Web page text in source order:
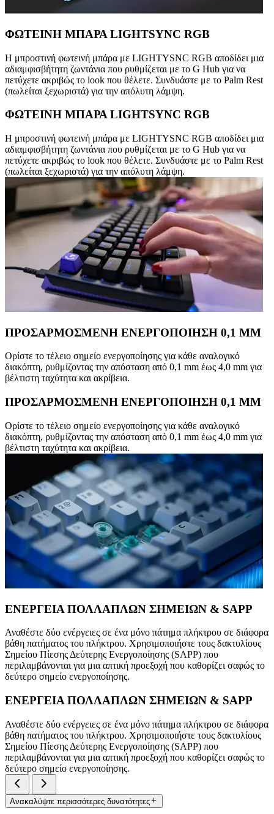
ΦΩΤΕΙΝΗ ΜΠΑΡΑ LIGHTSYNC RGB
Η μπροστινή φωτεινή μπάρα με LIGHTYSNC RGB αποδίδει μια
αδιαμφισβήτητη ζωντάνια που ρυθμίζεται με το G Hub για να
πετύχετε ακριβώς το look που θέλετε. Συνδυάστε με το Palm Rest
(πωλείται ξεχωριστά) για την απόλυτη λάμψη.
ΦΩΤΕΙΝΗ ΜΠΑΡΑ LIGHTSYNC RGB
Η μπροστινή φωτεινή μπάρα με LIGHTYSNC RGB αποδίδει μια
αδιαμφισβήτητη ζωντάνια που ρυθμίζεται με το G Hub για να
πετύχετε ακριβώς το look που θέλετε. Συνδυάστε με το Palm Rest
(πωλείται ξεχωριστά) για την απόλυτη λάμψη.
ΠΡΟΣΑΡΜΟΣΜΕΝΗ ΕΝΕΡΓΟΠΟΙΗΣΗ 0,1 MM
Ορίστε το τέλειο σημείο ενεργοποίησης για κάθε αναλογικό
διακόπτη, ρυθμίζοντας την απόσταση από 0,1 mm έως 4,0 mm για
βέλτιστη ταχύτητα και ακρίβεια.
ΠΡΟΣΑΡΜΟΣΜΕΝΗ ΕΝΕΡΓΟΠΟΙΗΣΗ 0,1 MM
Ορίστε το τέλειο σημείο ενεργοποίησης για κάθε αναλογικό
διακόπτη, ρυθμίζοντας την απόσταση από 0,1 mm έως 4,0 mm για
βέλτιστη ταχύτητα και ακρίβεια.
ΕΝΕΡΓΕΙΑ ΠΟΛΛΑΠΛΩΝ ΣΗΜΕΙΩΝ & SAPP
Αναθέστε δύο ενέργειες σε ένα μόνο πάτημα πλήκτρου σε διάφορα
βάθη πατήματος του πλήκτρου. Χρησιμοποιήστε τους δακτυλίους
Σημείου Πίεσης Δεύτερης Ενεργοποίησης (SAPP) που
περιλαμβάνονται για μια απτική προεξοχή που καθορίζει σαφώς το
δεύτερο σημείο ενεργοποίησης.
ΕΝΕΡΓΕΙΑ ΠΟΛΛΑΠΛΩΝ ΣΗΜΕΙΩΝ & SAPP
Αναθέστε δύο ενέργειες σε ένα μόνο πάτημα πλήκτρου σε διάφορα
βάθη πατήματος του πλήκτρου. Χρησιμοποιήστε τους δακτυλίους
Σημείου Πίεσης Δεύτερης Ενεργοποίησης (SAPP) που
περιλαμβάνονται για μια απτική προεξοχή που καθορίζει σαφώς το
δεύτερο σημείο ενεργοποίησης.
Ανακαλύψτε περισσότερες δυνατότητες